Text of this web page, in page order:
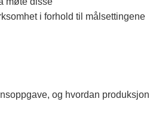
i forhold til målsettingene
og hvordan